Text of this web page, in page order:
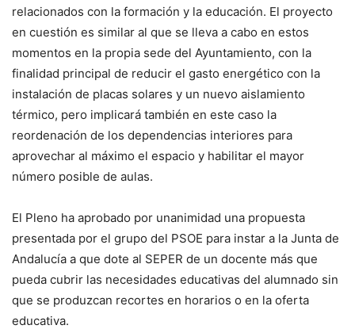
relacionados con la formación y la educación. El proyecto
en cuestión es similar al que se lleva a cabo en estos
momentos en la propia sede del Ayuntamiento, con la
finalidad principal de reducir el gasto energético con la
instalación de placas solares y un nuevo aislamiento
térmico, pero implicará también en este caso la
reordenación de los dependencias interiores para
aprovechar al máximo el espacio y habilitar el mayor
número posible de aulas.
El Pleno ha aprobado por unanimidad una propuesta
presentada por el grupo del PSOE para instar a la Junta de
Andalucía a que dote al SEPER de un docente más que
pueda cubrir las necesidades educativas del alumnado sin
que se produzcan recortes en horarios o en la oferta
educativa.